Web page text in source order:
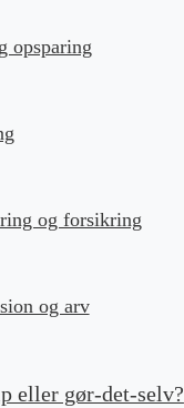
opsparing
og forsikring
og arv
eller gør-det-selv?